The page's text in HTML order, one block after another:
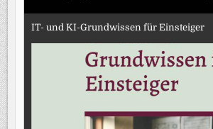
IT- und KI-Grundwissen für Einsteiger